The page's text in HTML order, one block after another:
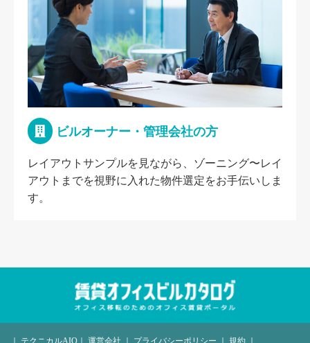
ビルオーナー・管理会社の方
レイアウトサンプルを見ながら、ゾーニング〜レイ
アウトまでを視野に入れた物件選定をお手伝いしま
す。